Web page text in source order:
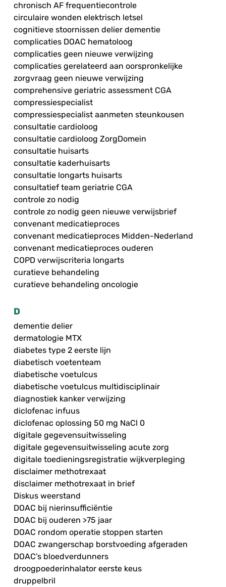
chronisch AF frequentiecontrole
circulaire wonden elektrisch letsel
cognitieve stoornissen delier dementie
complicaties DOAC hematoloog
complicaties geen nieuwe verwijzing
complicaties gerelateerd aan oorspronkelijke
zorgvraag geen nieuwe verwijzing
comprehensive geriatric assessment CGA
compressiespecialist
compressiespecialist aanmeten steunkousen
consultatie cardioloog
consultatie cardioloog ZorgDomein
consultatie huisarts
consultatie kaderhuisarts
consultatie longarts huisarts
consultatief team geriatrie CGA
controle zo nodig
controle zo nodig geen nieuwe verwijsbrief
convenant medicatieproces
convenant medicatieproces Midden-Nederland
convenant medicatieproces ouderen
COPD verwijscriteria longarts
curatieve behandeling
curatieve behandeling oncologie
D
dementie delier
dermatologie MTX
diabetes type 2 eerste lijn
diabetisch voetenteam
diabetische voetulcus
diabetische voetulcus multidisciplinair
diagnostiek kanker verwijzing
diclofenac infuus
diclofenac oplossing 50 mg NaCl 0
digitale gegevensuitwisseling
digitale gegevensuitwisseling acute zorg
digitale toedieningsregistratie wijkverpleging
disclaimer methotrexaat
disclaimer methotrexaat in brief
Diskus weerstand
DOAC bij nierinsufficiëntie
DOAC bij ouderen >75 jaar
DOAC rondom operatie stoppen starten
DOAC zwangerschap borstvoeding afgeraden
DOAC’s bloedverdunners
droogpoederinhalator eerste keus
druppelbril